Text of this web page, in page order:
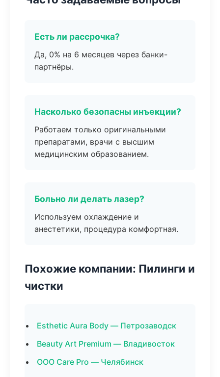
Есть ли рассрочка?
Да, 0% на 6 месяцев через банки-
партнёры.
Насколько безопасны инъекции?
Работаем только оригинальными
препаратами, врачи с высшим
медицинским образованием.
Больно ли делать лазер?
Используем охлаждение и
анестетики, процедура комфортная.
Похожие компании: Пилинги и
чистки
Esthetic Aura Body — Петрозаводск
Beauty Art Premium — Владивосток
ООО Care Pro — Челябинск